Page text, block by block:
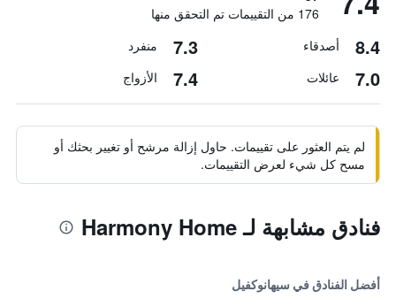
176 من التقييمات تم التحقق منها
8.4 أصدقاء 7.3 منفرد
7.0 عائلات 7.4 الأزواج
لم يتم العثور على تقييمات. حاول إزالة مرشح أو تغيير بحثك أو
مسح كل شيء لعرض التقييمات.
فنادق مشابهة لـ Harmony Home
أفضل الفنادق في سيهانوكفيل